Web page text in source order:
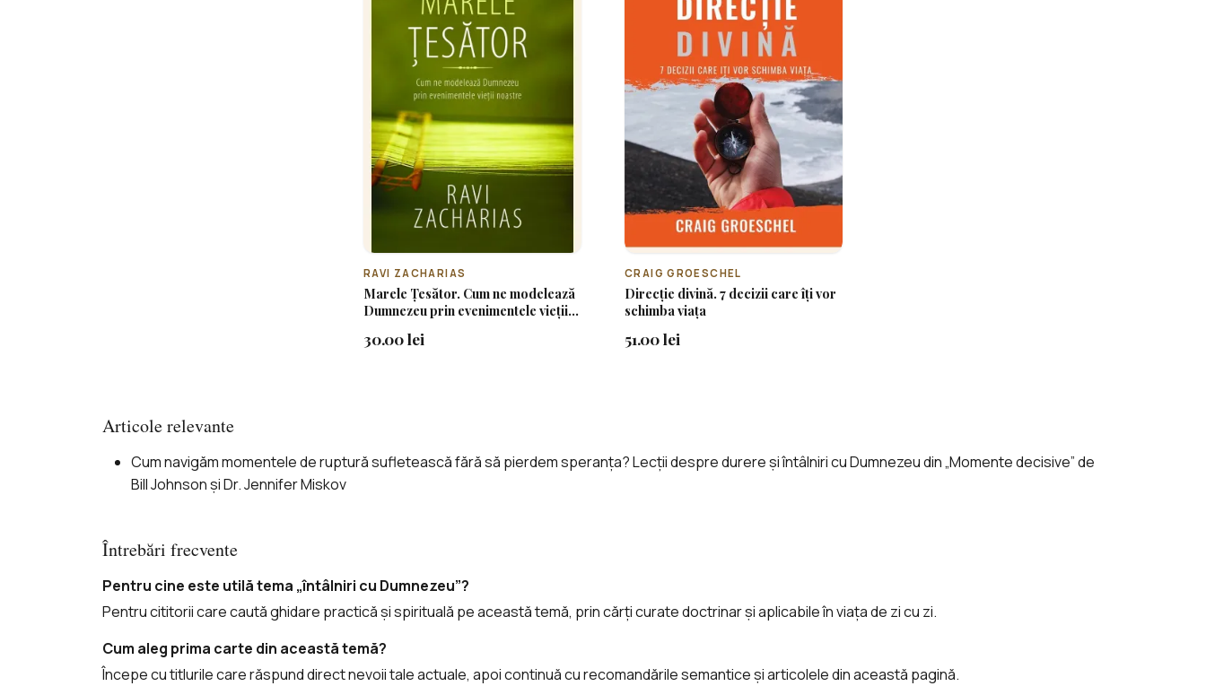
RAVI ZACHARIAS
Marele Țesător. Cum ne modelează
Dumnezeu prin evenimentele vieții
30.00 lei
CRAIG GROESCHEL
Direcție divină. 7 decizii care îți vor
schimba viața
51.00 lei
Articole relevante
Cum navigăm momentele de ruptură sufletească fără să pierdem speranța? Lecții despre durere și întâlniri cu Dumnezeu din „Momente decisive” de
Bill Johnson și Dr. Jennifer Miskov
Întrebări frecvente
Pentru cine este utilă tema „întâlniri cu Dumnezeu”?
Pentru cititorii care caută ghidare practică și spirituală pe această temă, prin cărți curate doctrinar și aplicabile în viața de zi cu zi.
Cum aleg prima carte din această temă?
Începe cu titlurile care răspund direct nevoii tale actuale, apoi continuă cu recomandările semantice și articolele din această pagină.